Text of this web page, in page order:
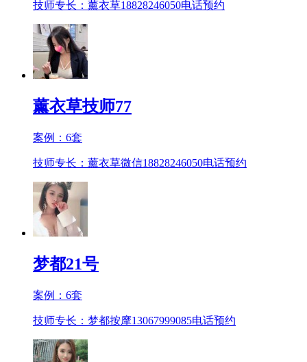
技师专长：薰衣草18828246050电话预约
薰衣草技师77
案例： 6套
技师专长：薰衣草微信18828246050电话预约
梦都21号
案例： 6套
技师专长：梦都按摩13067999085电话预约